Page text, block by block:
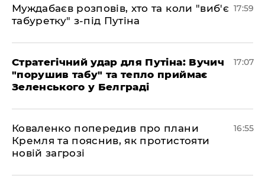
Муждабаєв розповів, хто та коли "виб'є
табуретку" з-під Путіна
17:59
Стратегічний удар для Путіна: Вучич
"порушив табу" та тепло приймає
Зеленського у Белграді
17:07
Коваленко попередив про плани
Кремля та пояснив, як протистояти
новій загрозі
16:55